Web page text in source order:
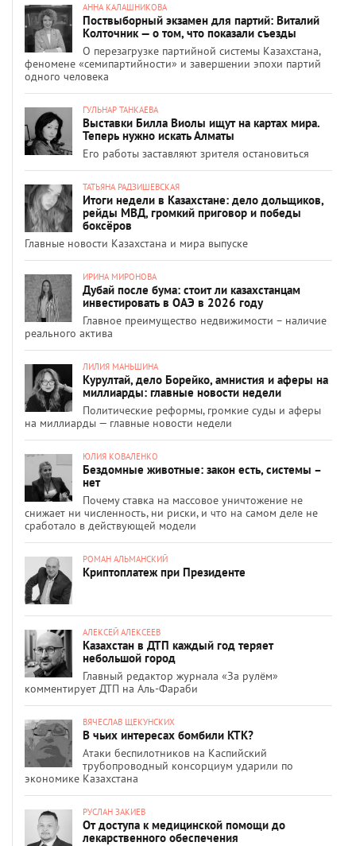
АННА КАЛАШНИКОВА
Поствыборный экзамен для партий: Виталий
Колточник — о том, что показали съезды
О перезагрузке партийной системы Казахстана,
феномене «семипартийности» и завершении эпохи партий
одного человека
ГУЛЬНАР ТАНКАЕВА
Выставки Билла Виолы ищут на картах мира.
Теперь нужно искать Алматы
Его работы заставляют зрителя остановиться
ТАТЬЯНА РАДЗИШЕВСКАЯ
Итоги недели в Казахстане: дело дольщиков,
рейды МВД, громкий приговор и победы
боксёров
Главные новости Казахстана и мира выпуске
ИРИНА МИРОНОВА
Дубай после бума: стоит ли казахстанцам
инвестировать в ОАЭ в 2026 году
Главное преимущество недвижимости – наличие
реального актива
ЛИЛИЯ МАНЬШИНА
Курултай, дело Борейко, амнистия и аферы на
миллиарды: главные новости недели
Политические реформы, громкие суды и аферы
на миллиарды — главные новости недели
ЮЛИЯ КОВАЛЕНКО
Бездомные животные: закон есть, системы –
нет
Почему ставка на массовое уничтожение не
снижает ни численность, ни риски, и что на самом деле не
сработало в действующей модели
РОМАН АЛЬМАНСКИЙ
Криптоплатеж при Президенте
АЛЕКСЕЙ АЛЕКСЕЕВ
Казахстан в ДТП каждый год теряет
небольшой город
Главный редактор журнала «За рулём»
комментирует ДТП на Аль-Фараби
ВЯЧЕСЛАВ ЩЕКУНСКИХ
В чьих интересах бомбили КТК?
Атаки беспилотников на Каспийский
трубопроводный консорциум ударили по
экономике Казахстана
РУСЛАН ЗАКИЕВ
От доступа к медицинской помощи до
лекарственного обеспечения